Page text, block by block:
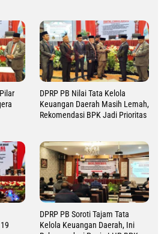
DPRP PB Nilai Tata Kelola
Keuangan Daerah Masih Lemah,
Rekomendasi BPK Jadi Prioritas
DPRP PB Soroti Tajam Tata
Kelola Keuangan Daerah, Ini